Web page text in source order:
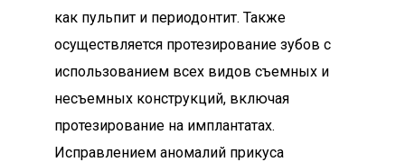
как пульпит и периодонтит. Также
осуществляется протезирование зубов с
использованием всех видов съемных и
несъемных конструкций, включая
протезирование на имплантатах.
Исправлением аномалий прикуса